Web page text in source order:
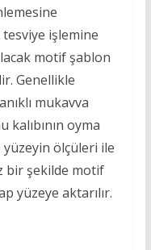
tesviye işlemine
motif şablon
Genellikle
mukavva
oyma
ölçüleri ile
bir şekilde motif
yüzeye aktarılır.